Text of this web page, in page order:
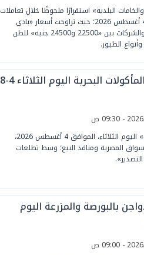
البلدية» استقرارًا ملحوظًا خلال تعاملات
اليوم الثلاثاء، الموافق 4 أغسطس 2026؛ حيث تراوحت أسعار «بادي
التسمين» في المصانع والشركات بين «22500 و24500 جنيه» للطن
الطيور.
شهدت «أسعار الأسماك» اليوم الثلاثاء، الموافق 4 أغسطس 2026،
المصرية ومنافذ البيع؛ وسط تطلعات
بالبورصة والمزرعة اليوم